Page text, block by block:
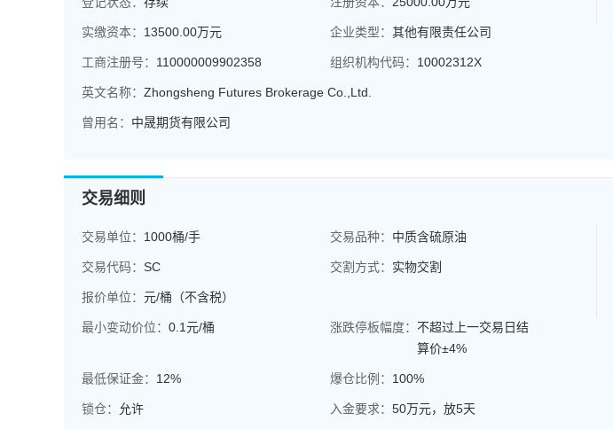
实缴资本： 13500.00万元 企业类型： 其他有限责任公司
工商注册号： 110000009902358 组织机构代码： 10002312X
英文名称： Zhongsheng Futures Brokerage Co.,Ltd.
曾用名： 中晟期货有限公司
交易细则
交易单位： 1000桶/手 交易品种： 中质含硫原油
交易代码： SC 交割方式： 实物交割
报价单位： 元/桶（不含税）
最小变动价位： 0.1元/桶 涨跌停板幅度： 不超过上一交易日结
算价±4%
最低保证金： 12% 爆仓比例： 100%
锁仓： 允许 入金要求： 50万元，放5天